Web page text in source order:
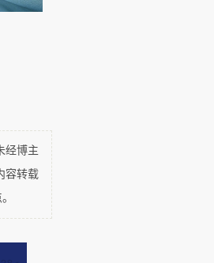
棉罩
此，
么，
害，
经博主
容转载